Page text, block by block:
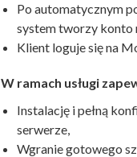
Po automatycznym
system tworzy konto
Klient loguje się na
W ramach usługi
Instalację i pełną
serwerze,
Wgranie gotowego